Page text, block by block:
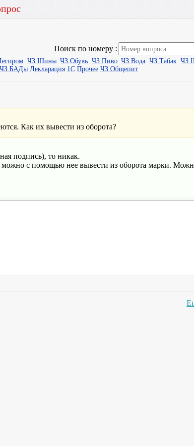
Поиск по номеру :
ЧЗ.Шины ЧЗ.Обувь ЧЗ.Пиво ЧЗ.Вода ЧЗ.Табак
ЧЗ.БАДы Декларация 1С Прочее ЧЗ.Общепит
Как их вывести из оборота?
подпись), то никак.
с помощью нее вывести из оборота марки.